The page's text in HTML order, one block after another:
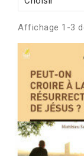
Affichage 1-3